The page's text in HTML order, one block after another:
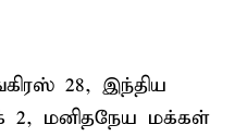
28, இந்திய
2, மனிதநேய மக்கள்